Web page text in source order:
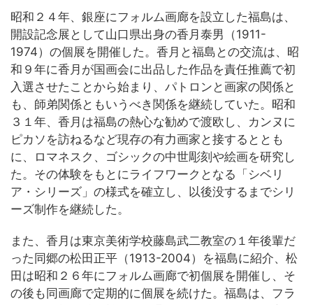
昭和２４年、銀座にフォルム画廊を設立した福島は、
開設記念展として山口県出身の香月泰男（1911-
1974）の個展を開催した。香月と福島との交流は、昭
和９年に香月が国画会に出品した作品を責任推薦で初
入選させたことから始まり、パトロンと画家の関係と
も、師弟関係ともいうべき関係を継続していた。昭和
３１年、香月は福島の熱心な勧めで渡欧し、カンヌに
ピカソを訪ねるなど現存の有力画家と接するととも
に、ロマネスク、ゴシックの中世彫刻や絵画を研究し
た。その体験をもとにライフワークとなる「シベリ
ア・シリーズ」の様式を確立し、以後没するまでシリ
ーズ制作を継続した。
また、香月は東京美術学校藤島武二教室の１年後輩だ
った同郷の松田正平（1913-2004）を福島に紹介、松
田は昭和２６年にフォルム画廊で初個展を開催し、そ
の後も同画廊で定期的に個展を続けた。福島は、フラ